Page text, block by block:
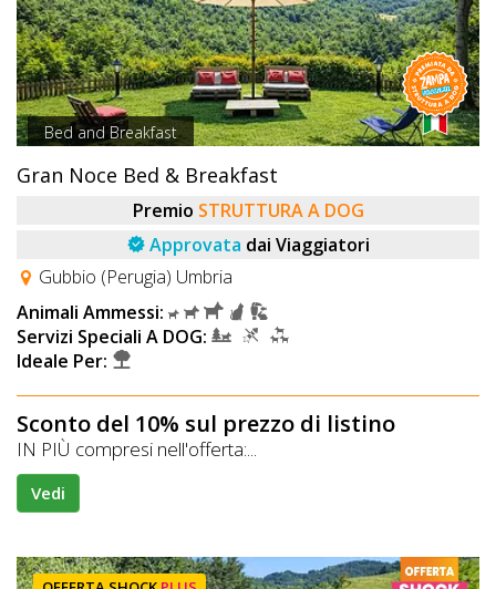
Bed and Breakfast
Gran Noce Bed & Breakfast
Premio STRUTTURA A DOG
Approvata dai Viaggiatori
Gubbio (Perugia) Umbria
Animali Ammessi:
Servizi Speciali A DOG:
Ideale Per:
Sconto del 10% sul prezzo di listino
IN PIÙ compresi nell'offerta:...
Vedi